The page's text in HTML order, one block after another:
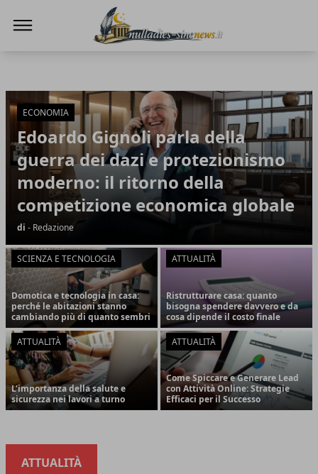
Articoli in Evidenza
ECONOMIA
Edoardo Gignoli parla della
guerra dei dazi e protezionismo
moderno: il ritorno della
competizione economica globale
di - Redazione
SCIENZA E TECNOLOGIA
Domotica e tecnologia in casa:
perché le abitazioni stanno
cambiando più di quanto sembri
ATTUALITÀ
Ristrutturare casa: quanto
bisogna spendere davvero e da
cosa dipende il costo finale
ATTUALITÀ
L'importanza della salute e
sicurezza nei lavori a turno
ATTUALITÀ
Come Spiccare e Generare Lead
con Attività Online: Strategie
Efficaci per il Successo
ATTUALITÀ